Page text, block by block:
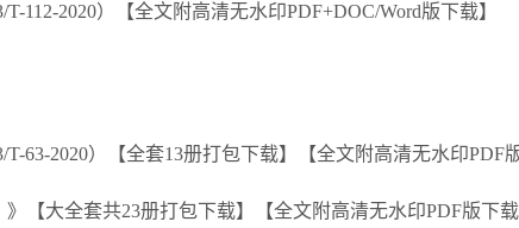
112-2020）【全文附高清无水印PDF+DOC/Word版下载】
63-2020）【全套13册打包下载】【全文附高清无水印PDF
【大全套共23册打包下载】【全文附高清无水印PDF版下载